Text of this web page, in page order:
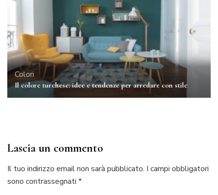
Colori
Il colore turchese: idee e tendenze per arredare con stile
Lascia un commento
Il tuo indirizzo email non sarà pubblicato. I campi obbligatori
sono contrassegnati *